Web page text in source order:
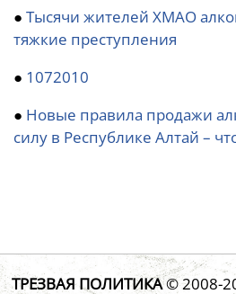
● Тысячи жителей ХМАО
тяжкие преступления
● 1072010
● Новые правила продажи
силу в Республике Алтай –
ТРЕЗВАЯ ПОЛИТИКА© 2008-